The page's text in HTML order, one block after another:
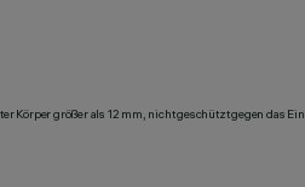
Körper größer als 12 mm, nicht geschützt gegen das